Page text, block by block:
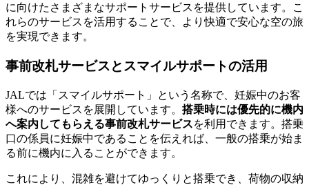
に向けたさまざまなサポートサービスを提供しています。こ
れらのサービスを活用することで、より快適で安心な空の旅
を実現できます。
事前改札サービスとスマイルサポートの活用
JALでは「スマイルサポート」という名称で、妊娠中のお客
様へのサービスを展開しています。 搭乗時には優先的に機内
へ案内してもらえる事前改札サービスを利用できます。搭乗
口の係員に妊娠中であることを伝えれば、一般の搭乗が始ま
る前に機内に入ることができます。
これにより、混雑を避けてゆっくりと搭乗でき、荷物の収納